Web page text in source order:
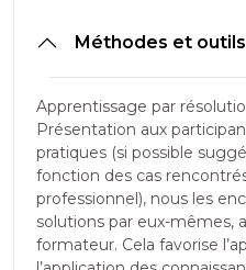
Méthodes et
Apprentissage par
Présentation aux
pratiques (si possible
fonction des cas
professionnel), nous les
solutions par eux-mêmes,
formateur. Cela favorise